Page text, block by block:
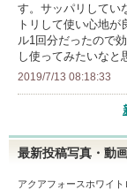
す。サッパリしてい
トリして使い心地
ル1回分だったので
し使ってみたいなと
2019/7/13 08:18:33
最新投稿写真・動
アクアフォースホワイト